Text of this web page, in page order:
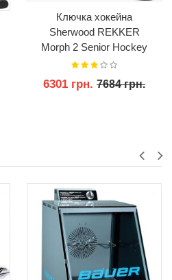
Ключка хокейна
Sherwood REKKER
Morph 2 Senior Hockey
Stick
6301 грн. 7684 грн.